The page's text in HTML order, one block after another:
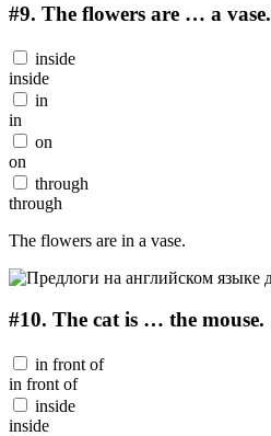
#9. The flowers are … a vase.
inside
inside
in
in
on
on
through
through
The flowers are in a vase.
#10. The cat is … the mouse.
in front of
in front of
inside
inside